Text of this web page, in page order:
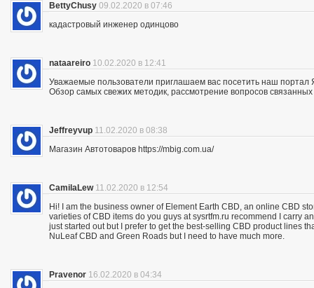
BettyChusy 09.02.2020 в 07:46
кадастровый инженер одинцово
nataareiro 10.02.2020 в 12:41
Уважаемые пользователи приглашаем вас посетить наш портал
Обзор самых свежих методик, рассмотрение вопросов
Jeffreyvup 11.02.2020 в 08:38
Магазин Автотоваров https://mbig.com.ua/
CamilaLew 11.02.2020 в 12:54
Hi! I am the business owner of Element Earth CBD, an online CBD
varieties of CBD items do you guys at sysrtfm.ru recommend I carry
just started out but I prefer to get the best-selling CBD product lines
NuLeaf CBD and Green Roads but I need to have much more.
Pravenor 16.02.2020 в 04:34